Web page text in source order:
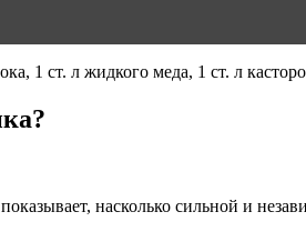
1 ст. л жидкого меда, 1 ст. л
насколько сильной и